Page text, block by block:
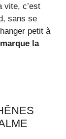
vite, c’est
sans se
petit à
la